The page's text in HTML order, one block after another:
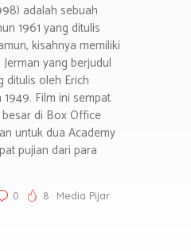
adalah sebuah
1961 yang ditulis
kisahnya memiliki
yang berjudul
ditulis oleh Erich
Film ini sempat
di Box Office
untuk dua Academy
pujian dari para
0 8
Media Pijar